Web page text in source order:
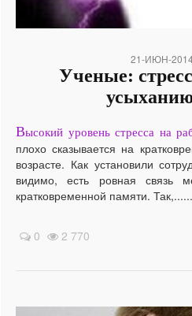
21-ИЮН-
Ученые:
Высокий уровень стресса на
плохо сказывается на
возрасте. Как установили
видимо, есть ровная связь
кратковременной памяти. Так,......
0 2 770